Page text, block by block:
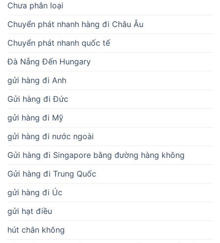
Chưa phân loại
Chuyển phát nhanh hàng đi Châu Âu
Chuyển phát nhanh quốc tế
Đà Nẵng Đến Hungary
gửi hàng đi Anh
Gửi hàng đi Đức
gửi hàng đi Mỹ
gửi hàng đi nước ngoài
Gửi hàng đi Singapore bằng đường hàng không
Gửi hàng đi Trung Quốc
gửi hàng đi Úc
gửi hạt điều
hút chân không